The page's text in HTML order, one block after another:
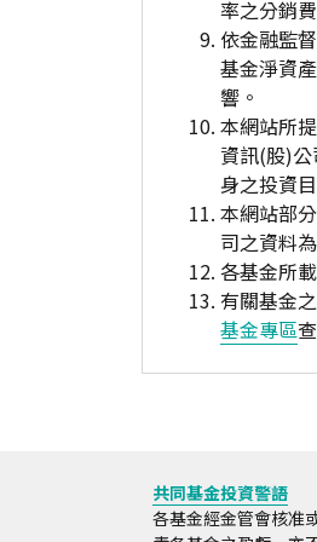
率之分銷
依金融監
基金淨資
響。
本網站所
資訊(股)
身之投資
本網站部
司之資料
各基金所
有關基金
基金專區
共同基金投資警語
各基金經金管會核准